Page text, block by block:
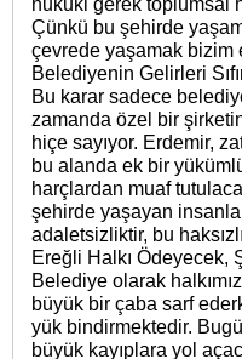
Çünkü bu şehirde
çevrede yaşamak bizim
Belediyenin Gelirleri
Bu karar sadece
zamanda özel bir şirketin
hiçe sayıyor. Erdemir,
bu alanda ek bir
harçlardan muaf
şehirde yaşayan
adaletsizliktir, bu
Ereğli Halkı Ödeyecek,
Belediye olarak
büyük bir çaba sarf
yük bindirmektedir.
büyük kayıplara yol